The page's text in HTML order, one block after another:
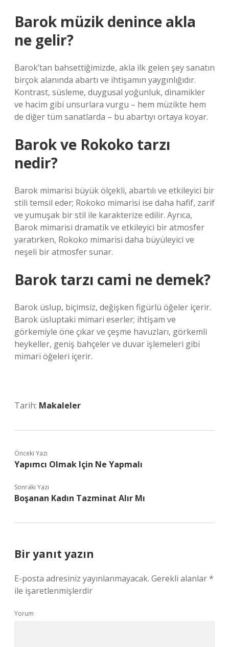
Barok müzik denince akla
ne gelir?
Barok’tan bahsettiğimizde, akla ilk gelen şey sanatın
birçok alanında abartı ve ihtişamın yaygınlığıdır.
Kontrast, süsleme, duygusal yoğunluk, dinamikler
ve hacim gibi unsurlara vurgu – hem müzikte hem
de diğer tüm sanatlarda – bu abartıyı ortaya koyar.
Barok ve Rokoko tarzı
nedir?
Barok mimarisi büyük ölçekli, abartılı ve etkileyici bir
stili temsil eder; Rokoko mimarisi ise daha hafif, zarif
ve yumuşak bir stil ile karakterize edilir. Ayrıca,
Barok mimarisi dramatik ve etkileyici bir atmosfer
yaratırken, Rokoko mimarisi daha büyüleyici ve
neşeli bir atmosfer sunar.
Barok tarzı cami ne demek?
Barok üslup, biçimsiz, değişken figürlü öğeler içerir.
Barok üsluptaki mimari eserler; ihtişam ve
görkemiyle öne çıkar ve çeşme havuzları, görkemli
heykeller, geniş bahçeler ve duvar işlemeleri gibi
mimari öğeleri içerir.
Tarih: Makaleler
Önceki Yazı
Yapımcı Olmak Için Ne Yapmalı
Sonraki Yazı
Boşanan Kadın Tazminat Alır Mı
Bir yanıt yazın
E-posta adresiniz yayınlanmayacak. Gerekli alanlar*
ile işaretlenmişlerdir
Yorum